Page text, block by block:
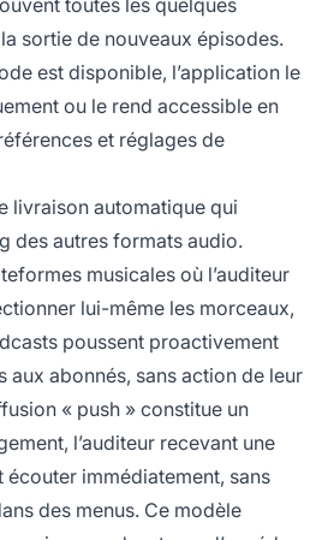
toutes les quelques
sortie de nouveaux épisodes.
est disponible, l’application le
ou le rend accessible en
et réglages de
livraison automatique qui
des autres formats audio.
musicales où l’auditeur
lui-même les morceaux,
poussent proactivement
aux abonnés, sans action de leur
« push » constitue un
l’auditeur recevant une
immédiatement, sans
des menus. Ce modèle